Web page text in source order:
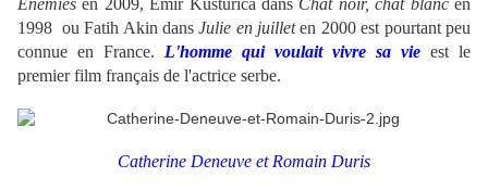
Enemies en 2009, Emir Kusturica dans Chat noir, chat blancen
1998 ou Fatih Akin dansJulie en juilleten 2000 est pourtant peu
connue en France. L'homme qui voulait vivre sa vie est le
premier film français de l'actrice serbe.
Catherine Deneuve et Romain Duris